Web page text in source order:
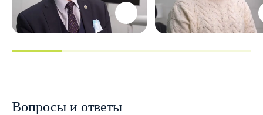
Вопросы и ответы